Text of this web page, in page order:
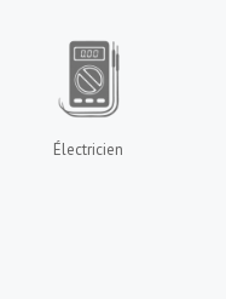
Électricien